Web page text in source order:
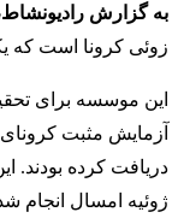
به گزارش
زوئی کرونا است که
این موسسه برای
آزمایش مثبت
دریافت کرده بودند.
ژوئیه امسال انجام